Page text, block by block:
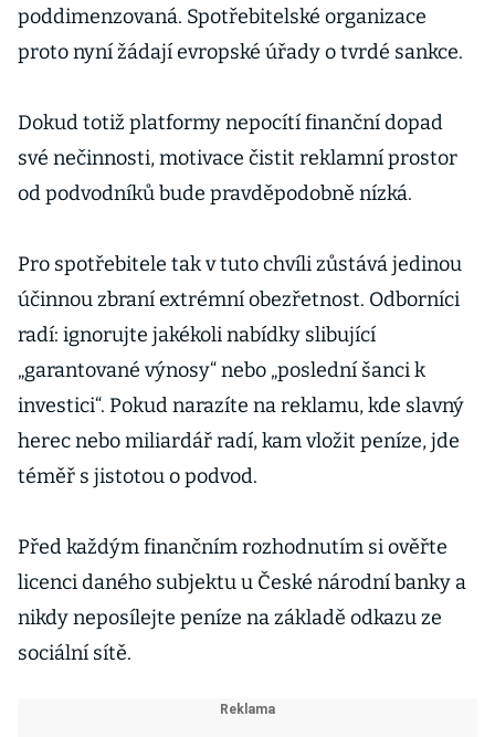
poddimenzovaná. Spotřebitelské organizace
proto nyní žádají evropské úřady o tvrdé sankce.
Dokud totiž platformy nepocítí finanční dopad
své nečinnosti, motivace čistit reklamní prostor
od podvodníků bude pravděpodobně nízká.
Pro spotřebitele tak v tuto chvíli zůstává jedinou
účinnou zbraní extrémní obezřetnost. Odborníci
radí: ignorujte jakékoli nabídky slibující
„garantované výnosy“ nebo „poslední šanci k
investici“. Pokud narazíte na reklamu, kde slavný
herec nebo miliardář radí, kam vložit peníze, jde
téměř s jistotou o podvod.
Před každým finančním rozhodnutím si ověřte
licenci daného subjektu u České národní banky a
nikdy neposílejte peníze na základě odkazu ze
sociální sítě.